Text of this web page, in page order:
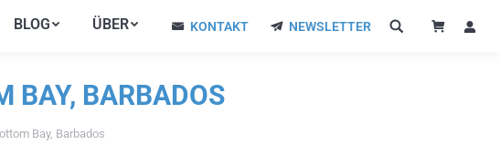
BLOG ÜBER KONTAKT NEWSLETTER
BAY, BARBADOS
Bay, Barbados
BLOG ÜBER KONTAKT NEWSLETTER